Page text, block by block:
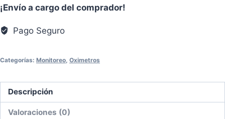
¡Envío a cargo del comprador!
Pago Seguro
Categorías: Monitoreo Oximetros
Descripción
Valoraciones (0)